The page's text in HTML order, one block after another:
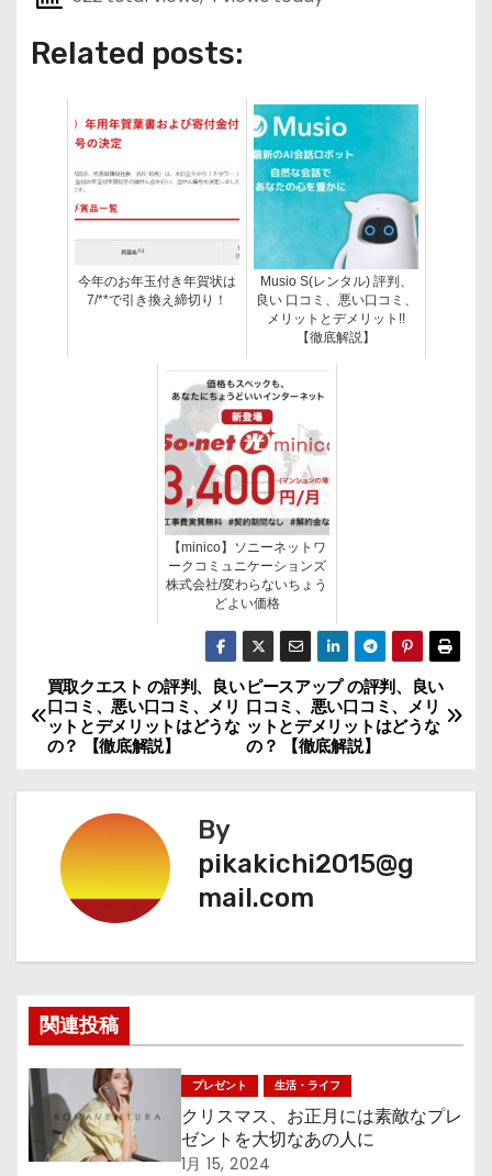
Related posts:
今年のお年玉付き年賀状は
7/**で引き換え締切り！
Musio S(レンタル) 評判、
良い 口コミ、悪い口コミ、
メリットとデメリット!!
【徹底解説】
【minico】ソニーネットワ
ークコミュニケーションズ
株式会社/変わらないちょう
どよい価格
投
稿
ナ
ビ
ゲ
シ
ョ
ン
ピースアップ の評判、良い
口コミ、悪い口コミ、メリ
ットとデメリットはどうな
の？ 【徹底解説】
買取クエスト の評判、良い
口コミ、悪い口コミ、メリ
ットとデメリットはどうな
の？ 【徹底解説】
By
pikakichi2015@g
mail.com
関連投稿
プレゼント 生活・ライフ
クリスマス、お正月には素敵なプレ
ゼントを大切なあの人に
1月 15, 2024